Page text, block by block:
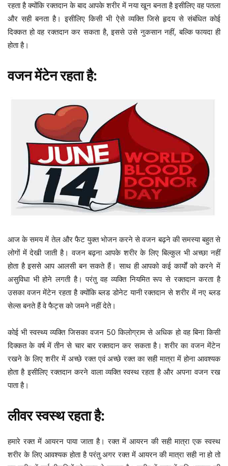
रहता है क्योंकि रक्तदान के बाद आपके शरीर में नया खून बनता है इसीलिए वह पतला
और सही बनता है। इसीलिए किसी भी ऐसे व्यक्ति जिसे हृदय से संबंधित कोई
दिक्कत हो वह रक्तदान कर सकता है, इससे उसे नुकसान नहीं, बल्कि फायदा ही
होता है।
वजन मेंटेन रहता है:
आज के समय में तेल और फैट युक्त भोजन करने से वजन बढ़ने की समस्या बहुत से
लोगों में देखी जाती है। वजन बढ़ना आपके शरीर के लिए बिल्कुल भी अच्छा नहीं
होता है इससे आप आलसी बन सकते हैं। साथ ही आपको कई कार्यों को करने में
असुविधा भी होने लगती है। परंतु वह व्यक्ति नियमित रूप से रक्तदान करता है
उसका वजन मेंटेन रहता है क्योंकि ब्लड डोनेट यानी रक्तदान से शरीर में नए ब्लड
सेल्स बनते हैं वे फैट्स को जमने नहीं देते।
कोई भी स्वस्थ्य व्यक्ति जिसका वजन 50 किलोग्राम से अधिक हो वह बिना किसी
दिक्कत के वर्ष में तीन से चार बार रक्तदान कर सकता है। शरीर का वजन मेंटेन
रखने के लिए शरीर में अच्छे रक्त एवं अच्छे रक्त का सही मात्रा में होना आवश्यक
होता है इसीलिए रक्तदान करने वाला व्यक्ति स्वस्थ रहता है और अपना वजन रख
पाता है।
लीवर स्वस्थ रहता है:
हमारे रक्त में आयरन पाया जाता है। रक्त में आयरन की सही मात्रा एक स्वस्थ
शरीर के लिए आवश्यक होता है परंतु अगर रक्त में आयरन की मात्रा सही ना हो तो